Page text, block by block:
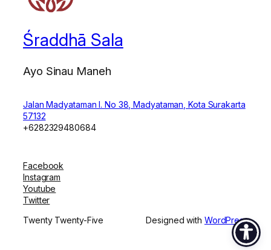
Śraddhā Sala
Ayo Sinau Maneh
Jalan Madyataman I. No 38, Madyataman, Kota Surakarta
57132
+6282329480684
Facebook
Instagram
Youtube
Twitter
Twenty Twenty-Five
Designed with WordPress